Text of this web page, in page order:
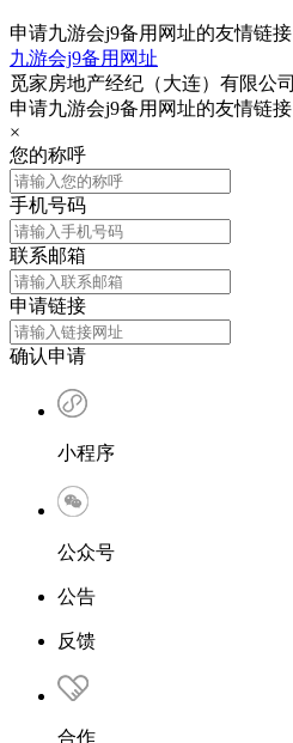
申请九游会j9备用网址的友情链接
九游会j9备用网址
觅家房地产经纪（大连）有限公司
申请九游会j9备用网址的友情链接
×
您的称呼
手机号码
联系邮箱
申请链接
确认申请
小程序
公众号
公告
反馈
合作